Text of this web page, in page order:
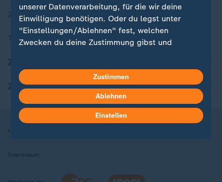
ZDFheute Stories
Themen im Überblick
ZDFheute Apps
Nutzungsbedingungen
Impressum
unserer Datenverarbeitung, für die wir deine
Einwilligung benötigen. Oder du legst unter
"Einstellungen/Ablehnen" fest, welchen
Zwecken du deine Zustimmung gibst und
in deinen Einstellungen widerrufen oder ändern.
Hier findest du das Impressum.
Weitere Informationen findest du in unserer
Datenschutzerklärung.
Zustimmen
Ablehnen
Einstellen